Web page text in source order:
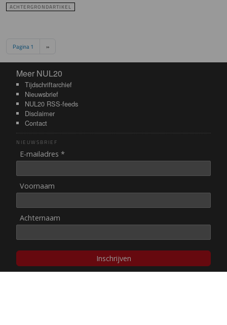
ACHTERGRONDARTIKEL
Paginering
Pagina 1 Volgende pagina
››
Meer NUL20
Meer NUL20
Tijdschriftarchief
Nieuwsbrief
NUL20 RSS-feeds
Disclaimer
Contact
NIEUWSBRIEF
E-mailadres *
Voornaam
Achternaam
Inschrijven